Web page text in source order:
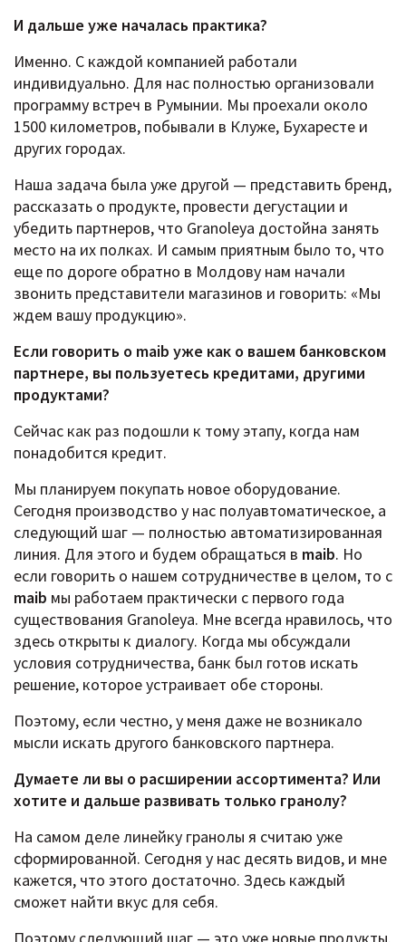
И дальше уже началась практика?
Именно. С каждой компанией работали
индивидуально. Для нас полностью организовали
программу встреч в Румынии. Мы проехали около
1500 километров, побывали в Клуже, Бухаресте и
других городах.
Наша задача была уже другой — представить бренд,
рассказать о продукте, провести дегустации и
убедить партнеров, что Granoleya достойна занять
место на их полках. И самым приятным было то, что
еще по дороге обратно в Молдову нам начали
звонить представители магазинов и говорить: «Мы
ждем вашу продукцию».
Если говорить о maib уже как о вашем банковском
партнере, вы пользуетесь кредитами, другими
продуктами?
Сейчас как раз подошли к тому этапу, когда нам
понадобится кредит.
Мы планируем покупать новое оборудование.
Сегодня производство у нас полуавтоматическое, а
следующий шаг — полностью автоматизированная
линия. Для этого и будем обращаться в maib. Но
если говорить о нашем сотрудничестве в целом, то с
maib мы работаем практически с первого года
существования Granoleya. Мне всегда нравилось, что
здесь открыты к диалогу. Когда мы обсуждали
условия сотрудничества, банк был готов искать
решение, которое устраивает обе стороны.
Поэтому, если честно, у меня даже не возникало
мысли искать другого банковского партнера.
Думаете ли вы о расширении ассортимента? Или
хотите и дальше развивать только гранолу?
На самом деле линейку гранолы я считаю уже
сформированной. Сегодня у нас десять видов, и мне
кажется, что этого достаточно. Здесь каждый
сможет найти вкус для себя.
Поэтому следующий шаг — это уже новые продукты.